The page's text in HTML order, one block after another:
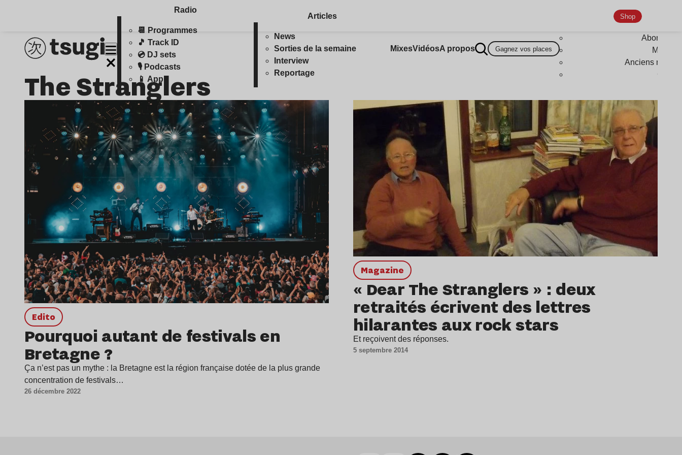
Radio
📆 Programmes
🎵 Track ID
💿 DJ sets
🎙️ Podcasts
📱 Appli
Articles
News
Sorties de la semaine
Interview
Reportage
MixesVidéosA propos Gagnez vos places
Shop
Anciens
The Stranglers
Edito
Pourquoi autant de festivals en
Bretagne ?
Ça n’est pas un mythe : la Bretagne est la région française dotée de la plus grande
concentration de festivals…
26 décembre 2022
magazine
« Dear The Stranglers » : deux
retraités écrivent des lettres
hilarantes aux rock stars
Et reçoivent des réponses.
5 septembre 2014